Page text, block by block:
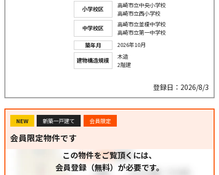
小学校区
高崎市立中央小学校
高崎市立西小学校
中学校区
高崎市立並榎中学校
高崎市立第一中学校
築年月
2026年10月
建物構造規模
木造
2階建
登録日：2026/8/3
NEW 新築一戸建て 会員限定
会員限定物件です
この物件をご覧頂くには、
会員登録（無料）が必要です。